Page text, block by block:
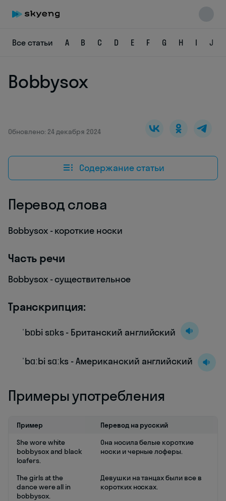
Все статьи A B C D E F G H I J
Bobbysox
Обновлено: 24 декабря 2024
Содержание статьи
Перевод слова
Bobbysox - короткие носки
Часть речи
Bobbysox - существительное
Транскрипция:
ˈbɒbi sɒks - Британский английский
ˈbɑːbi sɑːks - Американский английский
Примеры употребления
Пример
Перевод на русский
She wore white
bobbysox and black
loafers.
Она носила белые короткие
носки и черные лоферы.
The girls at the
dance were all in
bobbysox.
Девушки на танцах были все в
коротких носках.